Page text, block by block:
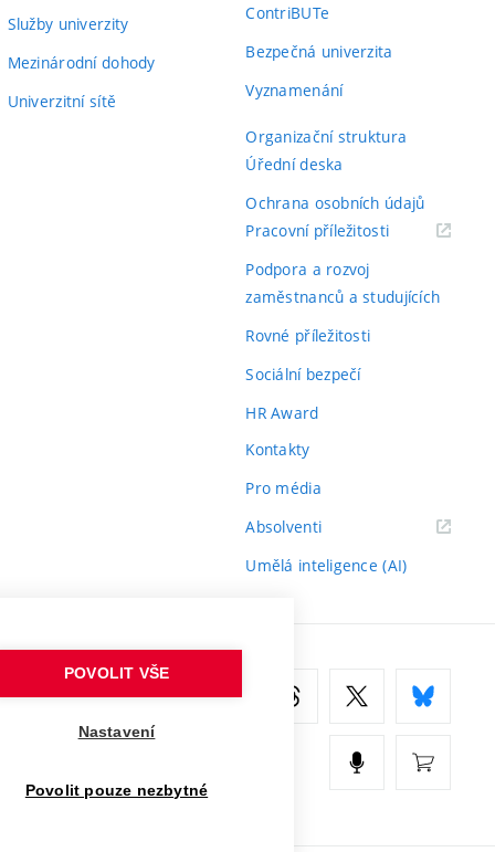
Služby univerzity
Mezinárodní dohody
Univerzitní sítě
ContriBUTe
Bezpečná univerzita
Vyznamenání
Organizační struktura
Úřední deska
Ochrana osobních údajů
Pracovní příležitosti(externí
Podpora a rozvoj
zaměstnanců a studujících
Rovné příležitosti
Sociální bezpečí
HR Award
Kontakty
Pro média
Absolventi(externí
Umělá inteligence (AI)
POVOLIT VŠE
Nastavení
Povolit pouze nezbytné